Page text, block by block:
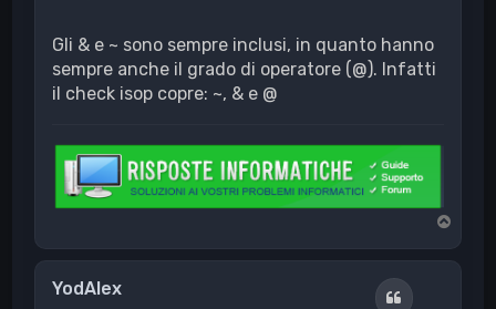
Gli & e ~ sono sempre inclusi, in quanto hanno
sempre anche il grado di operatore (@). Infatti
il check isop copre: ~, & e @
o
p
YodAlex
Cita